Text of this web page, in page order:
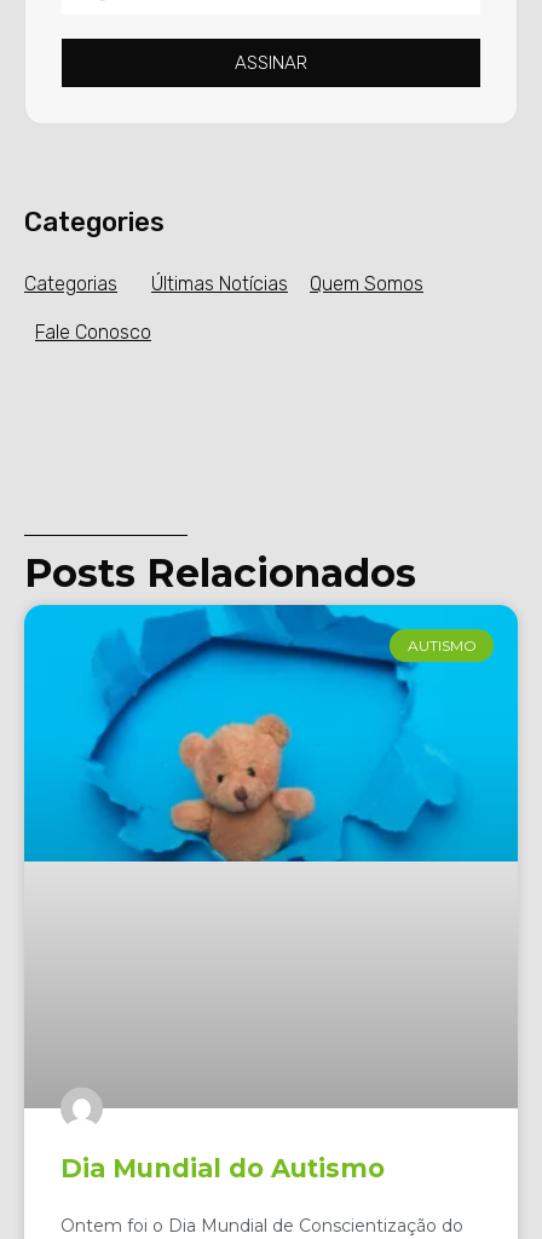
ASSINAR
Categories
Categorias Últimas Notícias Quem Somos
Fale Conosco
Posts Relacionados
AUTISMO
Dia Mundial do Autismo
Ontem foi o Dia Mundial de Conscientização do